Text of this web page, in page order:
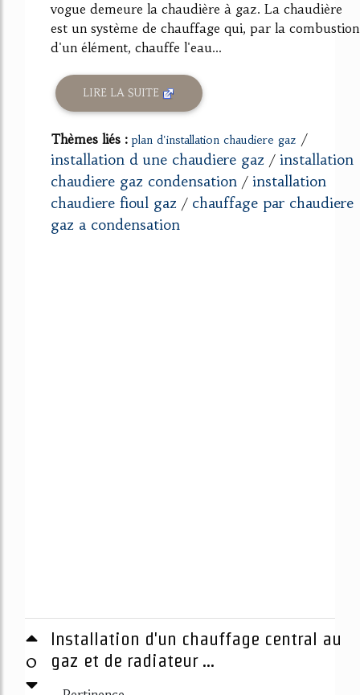
vogue demeure la chaudière à gaz. La chaudière
est un système de chauffage qui, par la combustion
d'un élément, chauffe l'eau...
LIRE LA SUITE
Thèmes liés : plan d'installation chaudiere gaz /
installation d une chaudiere gaz / installation
chaudiere gaz condensation / installation
chaudiere fioul gaz / chauffage par chaudiere
gaz a condensation
0
Installation d'un chauffage central au
gaz et de radiateur ...